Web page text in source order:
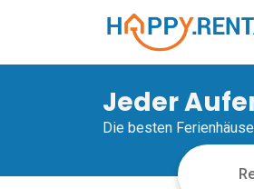
Jeder
Die besten